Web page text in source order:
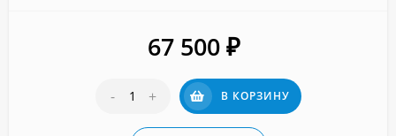
67 500 ₽
- + В КОРЗИНУ